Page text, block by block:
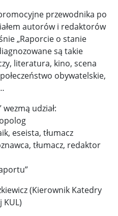
przewodnika po
autorów i redaktorów
„Raporcie o stanie
są takie
literatura, kino, scena
obywatelskie,
udział:
eseista, tłumacz
tłumacz, redaktor
(Kierownik Katedry